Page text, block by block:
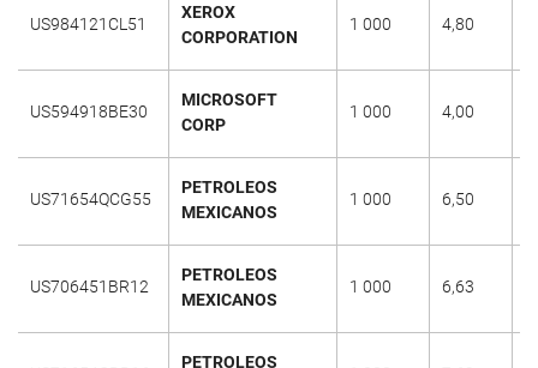
US984121CL51
XEROX
CORPORATION
1 000 4,80
US594918BE30
MICROSOFT
CORP
1 000 4,00
US71654QCG55
PETROLEOS
MEXICANOS
1 000 6,50
US706451BR12
PETROLEOS
MEXICANOS
1 000 6,63
PETROLEOS